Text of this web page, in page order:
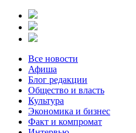
Все новости
Афиша
Блог редакции
Общество и власть
Культура
Экономика и бизнес
Факт и компромат